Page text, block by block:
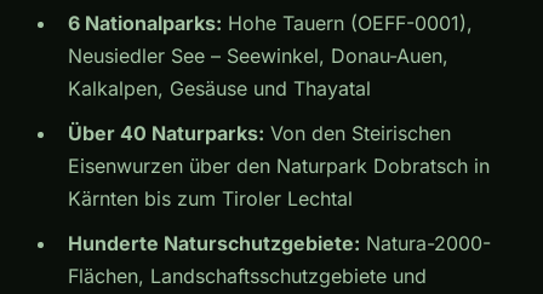
6 Nationalparks: Hohe Tauern (OEFF-0001),
Neusiedler See – Seewinkel, Donau-Auen,
Kalkalpen, Gesäuse und Thayatal
Über 40 Naturparks: Von den Steirischen
Eisenwurzen über den Naturpark Dobratsch in
Kärnten bis zum Tiroler Lechtal
Hunderte Naturschutzgebiete: Natura-2000-
Flächen, Landschaftsschutzgebiete und